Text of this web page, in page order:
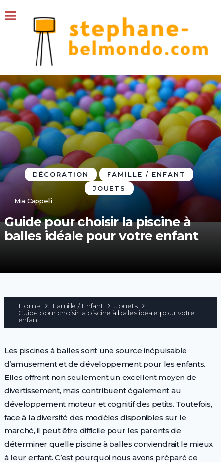
DÉCORATION
FAMILLE / ENFANT
JOUETS
Mia Cappelli
Guide pour choisir la piscine à
balles idéale pour votre enfant
Home Famille / Enfant Jouets
Guide pour choisir la piscine à balles idéale pour votre
enfant
Les piscines à balles sont une source inépuisable
d’amusement et de développement pour les enfants.
Elles offrent non seulement un excellent moyen de
divertissement, mais contribuent également au
développement moteur et cognitif des petits. Toutefois,
face à la diversité des modèles disponibles sur le
marché, il peut être difficile pour les parents de
déterminer quelle piscine à balles conviendrait le mieux
à leur enfant. C’est pourquoi nous avons préparé ce